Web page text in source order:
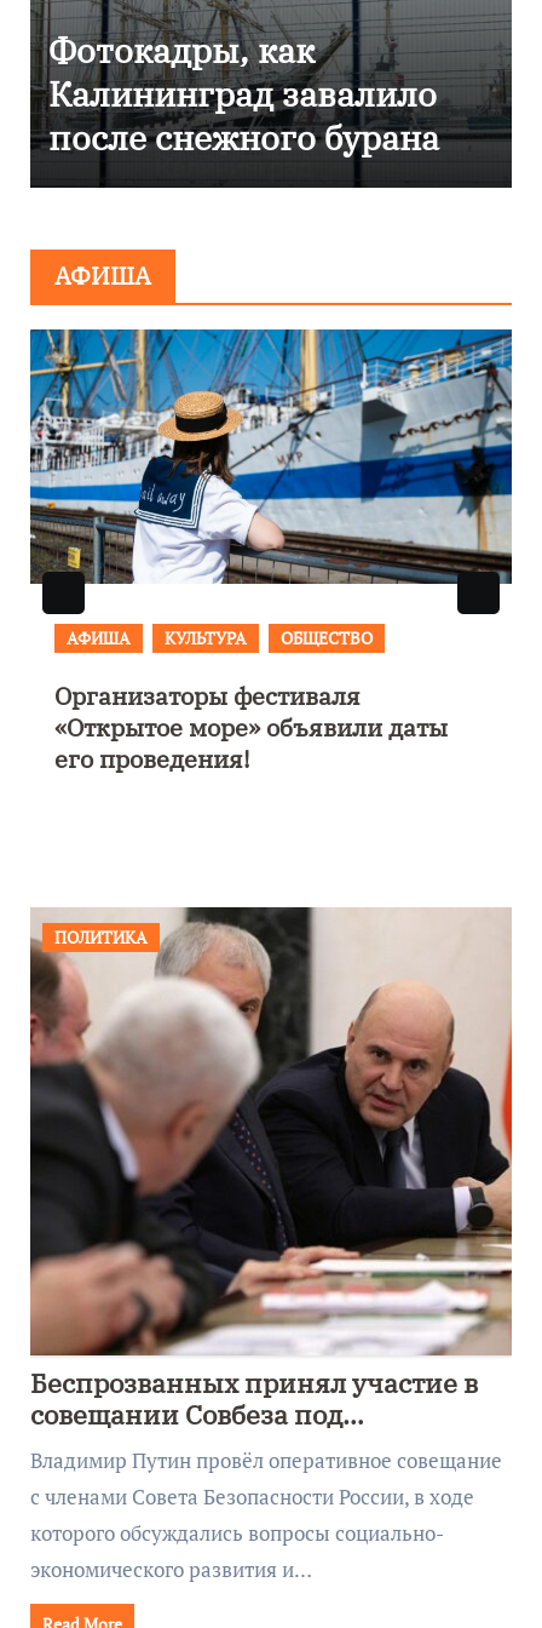
как
завалило
бурана
сообщения о
АФИША
АФИША
В Калининграде пройдет
фестиваль искусств «Зимние
каникулы на Балтике»
ПОЛИТИКА
Беспрозванных принял участие в
совещании Совбеза под
руководством Путина
Владимир Путин провёл оперативное совещание
с членами Совета Безопасности России, в ходе
которого обсуждались вопросы социально-
экономического развития и…